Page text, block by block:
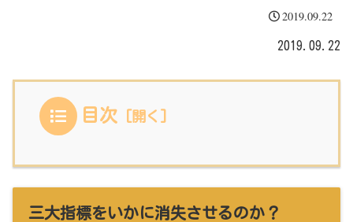
2019.09.22
2019.09.22
目次
三大指標をいかに消失させるのか？